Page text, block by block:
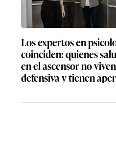
Los expertos en
coinciden: quienes
en el ascensor no
defensiva y tienen